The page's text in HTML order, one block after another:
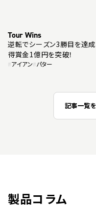
Tour Wins
逆転でシーズン3勝目を達成
得賞金1億円を突破！
#アイアン#パター
記事一覧
製品コラム